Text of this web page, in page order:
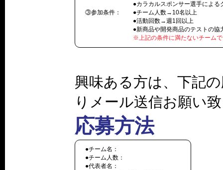
●カラカルスポンサー選手によるクリ
③参加条件： ●チーム人数→10名以上
●活動回数→週1回以上
●新商品や開発商品のテストの協力を依
※上記の条件に満たないチーム
興味ある方は、下記
りメール送信お願い
応募方法
●チーム名：
●チーム人数：
●代表者名：